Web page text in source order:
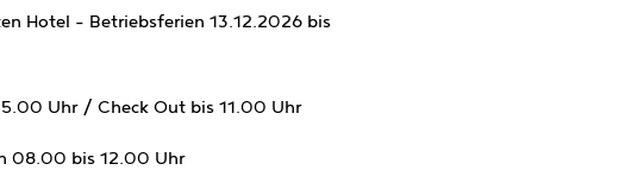
Hotel – Betriebsferien 13.12.2026 bis
Uhr / Check Out bis 11.00 Uhr
08.00 bis 12.00 Uhr